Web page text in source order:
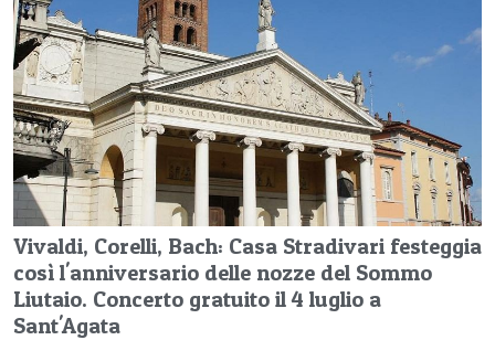
Vivaldi, Corelli, Bach: Casa Stradivari festeggia
così l'anniversario delle nozze del Sommo
Liutaio. Concerto gratuito il 4 luglio a
Sant'Agata